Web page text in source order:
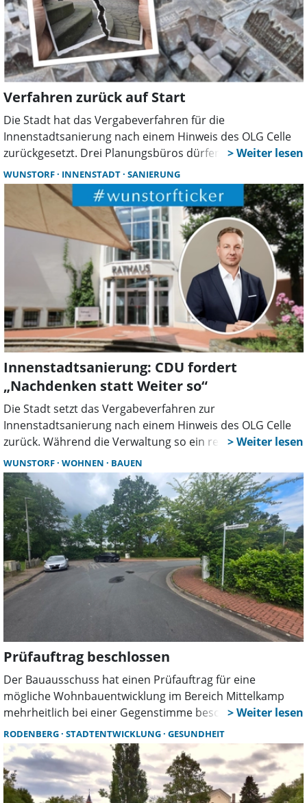
Verfahren zurück auf Start
Die Stadt hat das Vergabeverfahren für die
Innenstadtsanierung nach einem Hinweis des OLG Celle
zurückgesetzt. Drei Planungsbüros dürfen ihre Angebote
überarbeiten. In der Politik wächst die Kritik, mehrere
Fraktionen fordern eine Pause und mehr Klarheit über die
nächsten Schritte.
WUNSTORF INNENSTADT SANIERUNG
Innenstadtsanierung: CDU fordert
„Nachdenken statt Weiter so“
Die Stadt setzt das Vergabeverfahren zur
Innenstadtsanierung nach einem Hinweis des OLG Celle
zurück. Während die Verwaltung so ein rechtssicheren
Ablauf sicherstellen will, sieht sich die CDU in ihrer Kritik
bestätigt und fordert ein „Nachdenken statt Weiter so“.
WUNSTORF WOHNEN BAUEN
Prüfauftrag beschlossen
Der Bauausschuss hat einen Prüfauftrag für eine
mögliche Wohnbauentwicklung im Bereich Mittelkamp
mehrheitlich bei einer Gegenstimme beschlossen. Kritik
kam unter anderem von CDU und den Grünen. Ein
Tagesordnungspunkt zum BauTurbo wurde abgesetzt.
RODENBERG STADTENTWICKLUNG GESUNDHEIT